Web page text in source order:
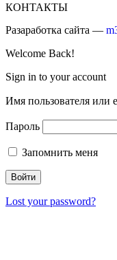
КОНТАКТЫ
Разаработка сайта —
Welcome Back!
Sign in to your account
Имя пользователя или
Пароль
Запомнить меня
Lost your password?